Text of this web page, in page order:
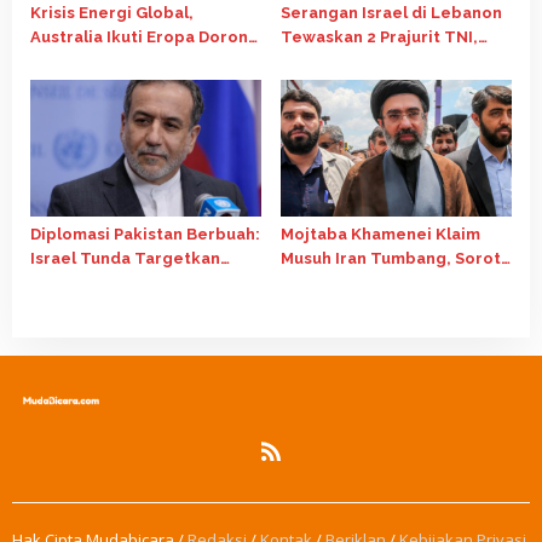
Krisis Energi Global,
Australia Ikuti Eropa Dorong
Serangan Israel di Lebanon
Tewaskan 2 Prajurit TNI,
Diplomasi Pakistan Berbuah:
Israel Tunda Targetkan
Mojtaba Khamenei Klaim
Musuh Iran Tumbang, Soroti